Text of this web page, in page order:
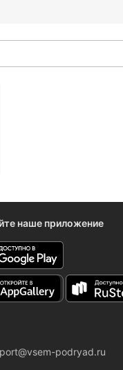
наше приложение
podryad.ru